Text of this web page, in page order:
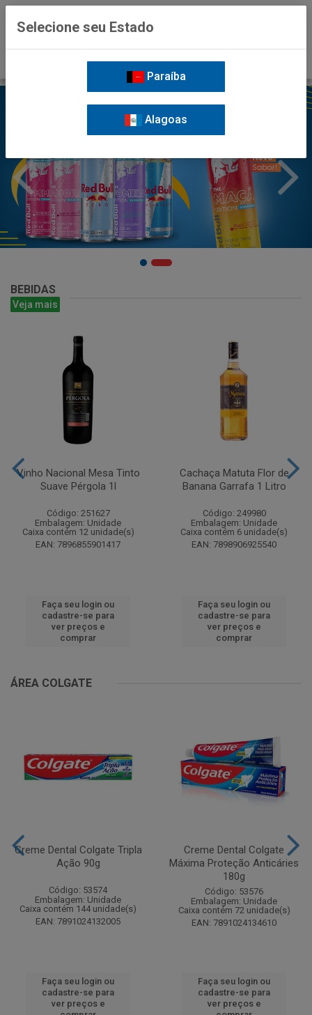
BEBIDAS
Veja mais
Vinho Nacional Mesa Tinto
Suave Pérgola 1l
Código: 251627
Embalagem: Unidade
Caixa contém 12 unidade(s)
EAN: 7896855901417
Faça seu login ou
cadastre-se para
ver preços e
comprar
Cachaça Matuta Flor de
Banana Garrafa 1 Litro
Código: 249980
Embalagem: Unidade
Caixa contém 6 unidade(s)
EAN: 7898906925540
Faça seu login ou
cadastre-se para
ver preços e
comprar
ÁREA COLGATE
Creme Dental Colgate Tripla
Ação 90g
Código: 53574
Embalagem: Unidade
Caixa contém 144 unidade(s)
EAN: 7891024132005
Faça seu login ou
cadastre-se para
ver preços e
Creme Dental Colgate
Máxima Proteção Anticáries
180g
Código: 53576
Embalagem: Unidade
Caixa contém 72 unidade(s)
EAN: 7891024134610
Faça seu login ou
cadastre-se para
ver preços e
Selecione seu Estado
Paraíba
Alagoas